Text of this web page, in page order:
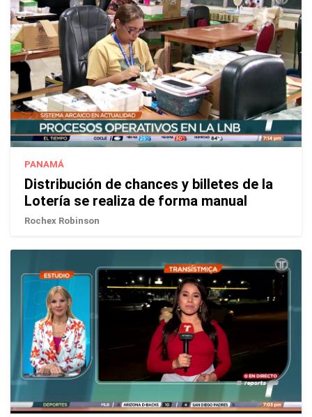
PANAMÁ
Distribución de chances y billetes de la
Lotería se realiza de forma manual
Rochex Robinson